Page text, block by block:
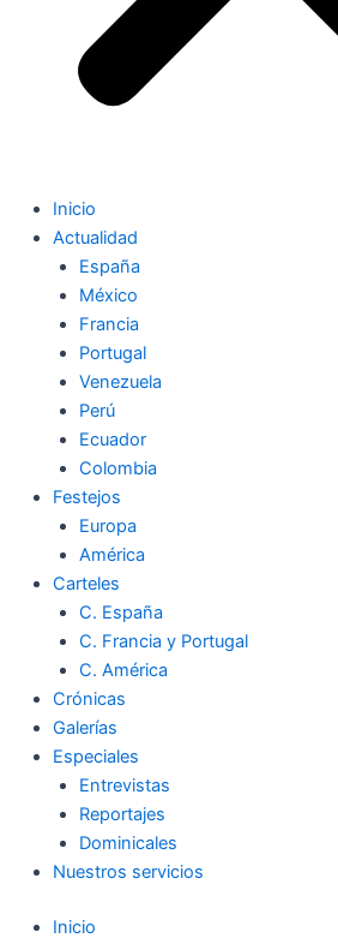
Inicio
Actualidad
España
México
Francia
Portugal
Venezuela
Perú
Ecuador
Colombia
Festejos
Europa
América
Carteles
C. España
C. Francia y Portugal
C. América
Crónicas
Galerías
Especiales
Entrevistas
Reportajes
Dominicales
Nuestros servicios
Inicio